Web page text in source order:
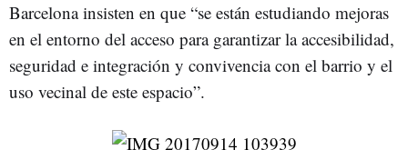
Barcelona insisten en que “se están estudiando mejoras
en el entorno del acceso para garantizar la accesibilidad,
seguridad e integración y convivencia con el barrio y el
uso vecinal de este espacio”.